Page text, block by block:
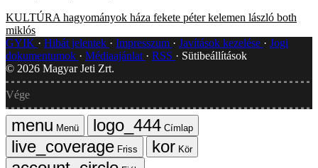
KULTÚRA hagyományok háza fekete péter kelemen lászló both
miklós
GYIK
Hibát jelentek Impresszum Javítások kezelése
Jogi
dokumentumok
Médiaajánlat RSS
Sütibeállítások
© 2026 Magyar Jeti Zrt.
Vége
Menü
Címlap
Friss
Kör